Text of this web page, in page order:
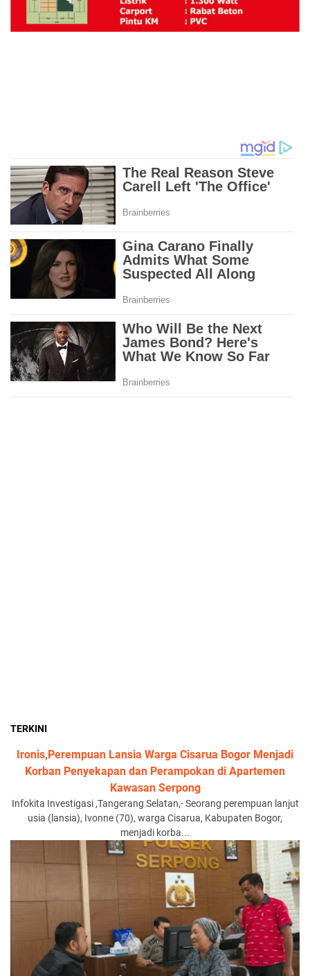
TERKINI
Ironis,Perempuan Lansia Warga Cisarua Bogor Menjadi
Korban Penyekapan dan Perampokan di Apartemen
Kawasan Serpong
Infokita Investigasi ,Tangerang Selatan,- Seorang perempuan lanjut
usia (lansia), Ivonne (70), warga Cisarua, Kabupaten Bogor,
menjadi korba...